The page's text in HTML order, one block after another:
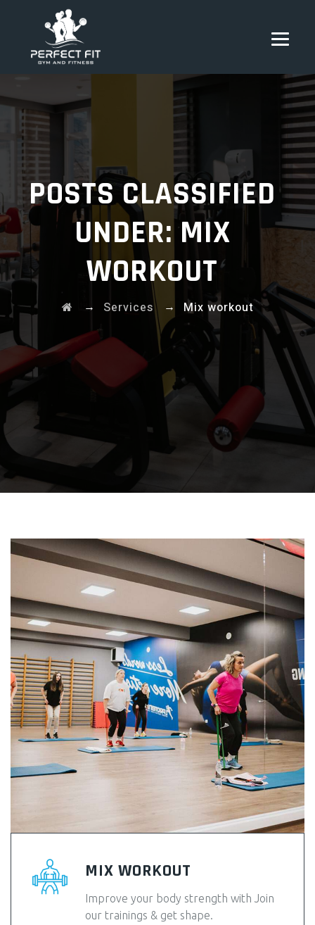
POSTS CLASSIFIED
UNDER:MIX
WORKOUT
→ Services→ Mix workout
MIX WORKOUT
Improve your body strength with Join
our trainings & get shape.